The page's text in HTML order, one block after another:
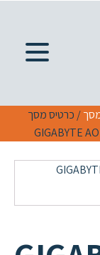
/ כרטיס מסך
GIGABYTE